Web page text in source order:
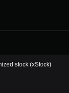
stock (xStock)